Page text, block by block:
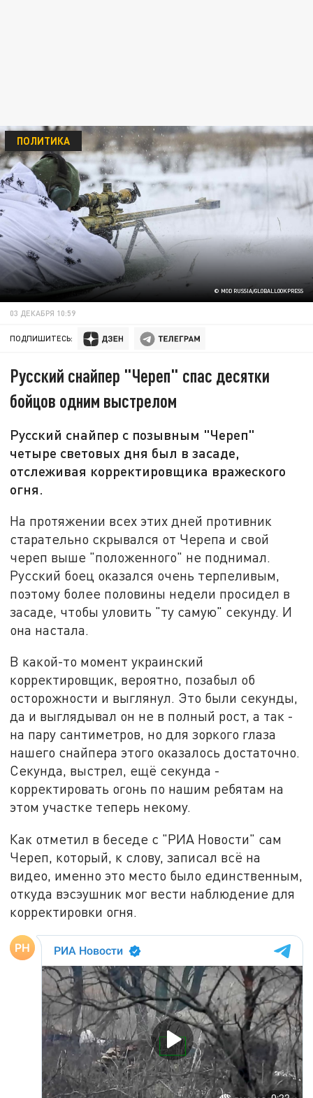
© MOD RUSSIA/GLOBALLOOKPRESS
ПОЛИТИКА
03 ДЕКАБРЯ 10:59
ПОДПИШИТЕСЬ:
Русский снайпер "Череп" спас десятки
бойцов одним выстрелом
Русский снайпер с позывным "Череп"
четыре световых дня был в засаде,
отслеживая корректировщика вражеского
огня.
На протяжении всех этих дней противник
старательно скрывался от Черепа и свой
череп выше "положенного" не поднимал.
Русский боец оказался очень терпеливым,
поэтому более половины недели просидел в
засаде, чтобы уловить "ту самую" секунду. И
она настала.
В какой-то момент украинский
корректировщик, вероятно, позабыл об
осторожности и выглянул. Это были секунды,
да и выглядывал он не в полный рост, а так -
на пару сантиметров, но для зоркого глаза
нашего снайпера этого оказалось достаточно.
Секунда, выстрел, ещё секунда -
корректировать огонь по нашим ребятам на
этом участке теперь некому.
Как отметил в беседе с "РИА Новости" сам
Череп, который, к слову, записал всё на
видео, именно это место было единственным,
откуда вэсэушник мог вести наблюдение для
корректировки огня.